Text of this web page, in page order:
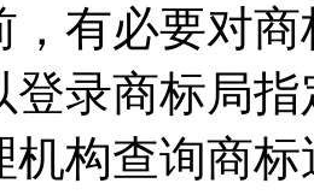
，有必要对
登录商标局
机构查询商